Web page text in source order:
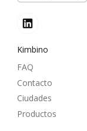
Kimbino
FAQ
Contacto
Ciudades
Productos